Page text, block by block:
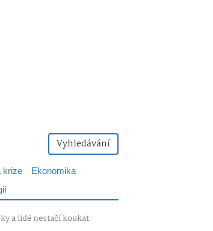
Vyhledávání
krize
Ekonomika
a lidé nestačí koukat